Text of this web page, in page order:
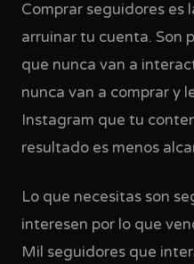
Comprar seguidores es
arruinar tu cuenta. Son
que nunca van a
nunca van a comprar y
Instagram que tu
resultado es menos
Lo que necesitas son
interesen por lo que
Mil seguidores que